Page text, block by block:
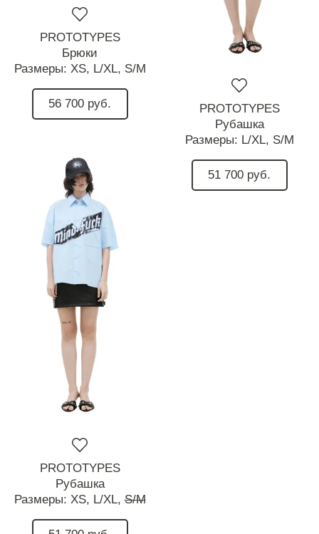
PROTOTYPES
Брюки
Размеры: XS, L/XL, S/M
56 700 руб.
PROTOTYPES
Рубашка
Размеры: L/XL, S/M
51 700 руб.
PROTOTYPES
Рубашка
Размеры: XS, L/XL, S/M